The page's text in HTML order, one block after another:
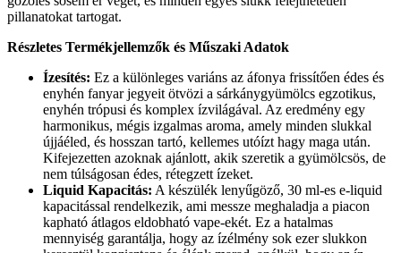
pillanatokat tartogat.
Részletes Termékjellemzők és Műszaki Adatok
Ízesítés: Ez a különleges variáns az áfonya frissítően édes és
enyhén fanyar jegyeit ötvözi a sárkánygyümölcs egzotikus,
enyhén trópusi és komplex ízvilágával. Az eredmény egy
harmonikus, mégis izgalmas aroma, amely minden slukkal
újjáéled, és hosszan tartó, kellemes utóízt hagy maga után.
Kifejezetten azoknak ajánlott, akik szeretik a gyümölcsös, de
nem túlságosan édes, rétegzett ízeket.
Liquid Kapacitás: A készülék lenyűgöző, 30 ml-es e-liquid
kapacitással rendelkezik, ami messze meghaladja a piacon
kapható átlagos eldobható vape-ekét. Ez a hatalmas
mennyiség garantálja, hogy az ízélmény sok ezer slukkon